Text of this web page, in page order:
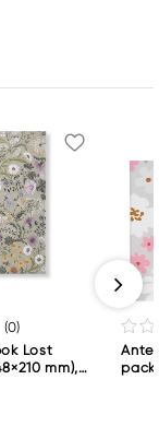
(0)
Lost
mm),